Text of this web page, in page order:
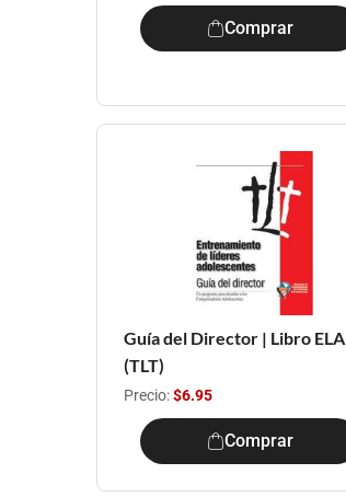
Comprar
Guía del Director | Libro ELA
(TLT)
Precio:$6.95
Comprar